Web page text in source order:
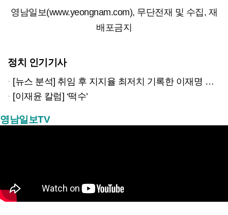
영남일보(www.yeongnam.com), 무단전재 및 수집, 재
배포금지
정치 인기기사
[뉴스 분석] 취임 후 지지율 최저치 기록한 이재명 대통령…왜?
[이재윤 칼럼] ‘떡수’
영남일보TV